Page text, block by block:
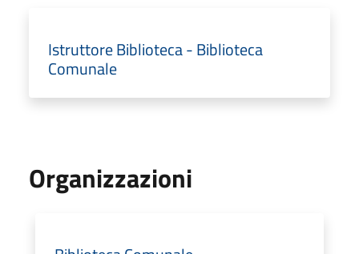
Istruttore Biblioteca - Biblioteca
Comunale
Organizzazioni